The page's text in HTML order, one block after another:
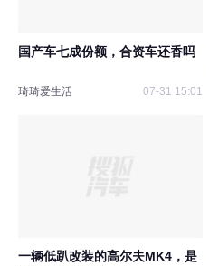
国产车七成份额，合资车还香吗
琦琦爱生活 07-31 15:01
一辆低趴改装的高尔夫MK4，是